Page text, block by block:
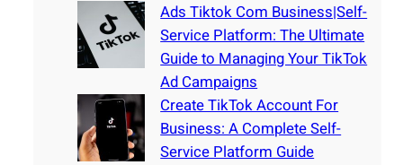
Ads Tiktok Com Business|Self-
Service Platform: The Ultimate
Guide to Managing Your TikTok
Ad Campaigns
Create TikTok Account For
Business: A Complete Self-
Service Platform Guide